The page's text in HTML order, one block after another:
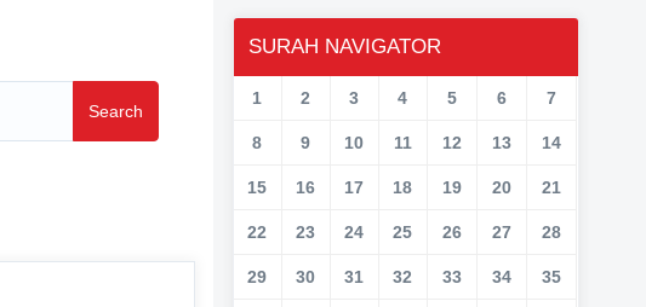
Search
SURAH NAVIGATOR
1 2 3 4 5 6 7
8 9 10 11 12 13 14
15 16 17 18 19 20 21
22 23 24 25 26 27 28
29 30 31 32 33 34 35